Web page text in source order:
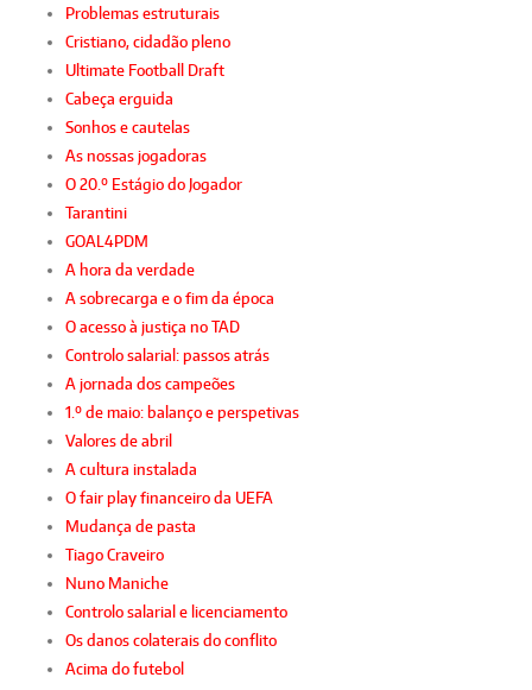
Problemas estruturais
Cristiano, cidadão pleno
Ultimate Football Draft
Cabeça erguida
Sonhos e cautelas
As nossas jogadoras
O 20.º Estágio do Jogador
Tarantini
GOAL4PDM
A hora da verdade
A sobrecarga e o fim da época
O acesso à justiça no TAD
Controlo salarial: passos atrás
A jornada dos campeões
1.º de maio: balanço e perspetivas
Valores de abril
A cultura instalada
O fair play financeiro da UEFA
Mudança de pasta
Tiago Craveiro
Nuno Maniche
Controlo salarial e licenciamento
Os danos colaterais do conflito
Acima do futebol